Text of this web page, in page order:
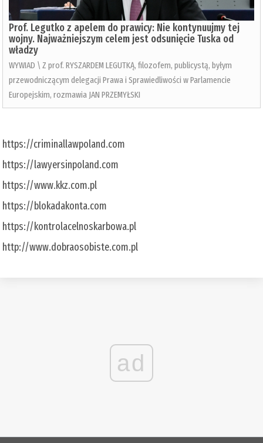
Prof. Legutko z apelem do prawicy: Nie kontynuujmy tej
wojny. Najważniejszym celem jest odsunięcie Tuska od
władzy
WYWIAD \ Z prof. RYSZARDEM LEGUTKĄ, filozofem, publicystą, byłym
przewodniczącym delegacji Prawa i Sprawiedliwości w Parlamencie
Europejskim, rozmawia JAN PRZEMYŁSKI
https://criminallawpoland.com
https://lawyersinpoland.com
https://www.kkz.com.pl
https://blokadakonta.com
https://kontrolacelnoskarbowa.pl
http://www.dobraosobiste.com.pl
ad